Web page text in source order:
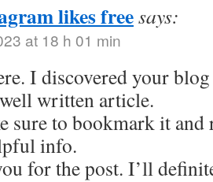
likes freesays:
at 18 h 01 min
I discovered your
written article.
sure to bookmark it
info.
for the post. I’ll